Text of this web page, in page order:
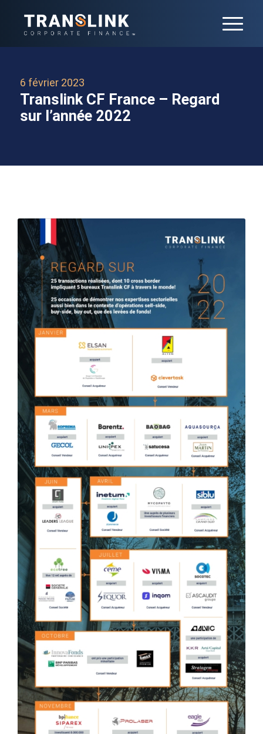
6 février 2023
Translink CF France – Regard
sur l’année 2022